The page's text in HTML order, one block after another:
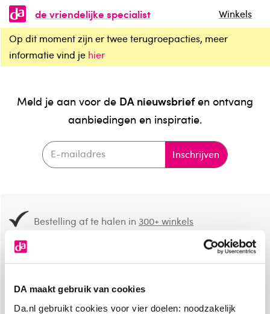
DA maakt gebruik van cookies
Da.nl gebruikt cookies voor vier doelen: noodzakelijk
de vriendelijke specialist
Winkels
Op dit moment zijn er twee terugroepacties, meer
informatie vind je hier
Meld je aan voor de DA nieuwsbriefen ontvang
aanbiedingen en inspiratie.
Inschrijven
Bestelling af te halen in300+ winkels
8.6 uit4.106 reviews